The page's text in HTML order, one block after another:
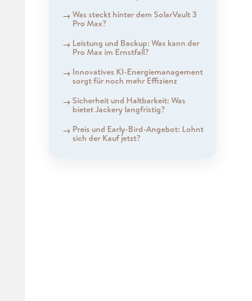
Was steckt hinter dem SolarVault 3
Pro Max?
Leistung und Backup: Was kann der
Pro Max im Ernstfall?
Innovatives KI-Energiemanagement
sorgt für noch mehr Effizienz
Sicherheit und Haltbarkeit: Was
bietet Jackery langfristig?
Preis und Early-Bird-Angebot: Lohnt
sich der Kauf jetzt?